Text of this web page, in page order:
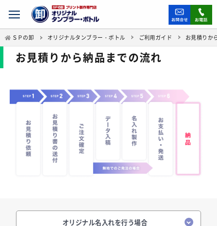
ＳＰの卸 オリジナルタンブラー・ボトル ご利用ガイド お見積りか
お見積りから納品までの流れ
オリジナル名入れを行う場合